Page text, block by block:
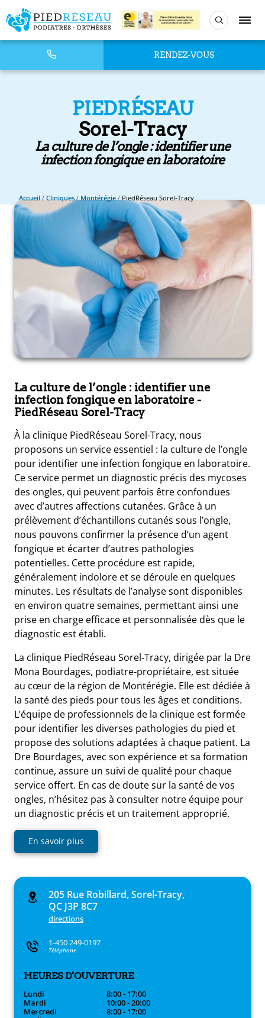
RENDEZ-VOUS
PIEDRÉSEAU
Sorel-Tracy
La culture de l’ongle : identifier une
infection fongique en laboratoire
Accueil/Cliniques/Montérégie/PiedRéseau Sorel-Tracy
La culture de l’ongle : identifier une
infection fongique en laboratoire-
PiedRéseau Sorel-Tracy
À la clinique PiedRéseau Sorel-Tracy, nous
proposons un service essentiel : la culture de l’ongle
pour identifier une infection fongique en laboratoire.
Ce service permet un diagnostic précis des mycoses
des ongles, qui peuvent parfois être confondues
avec d’autres affections cutanées. Grâce à un
prélèvement d’échantillons cutanés sous l’ongle,
nous pouvons confirmer la présence d’un agent
fongique et écarter d’autres pathologies
potentielles. Cette procédure est rapide,
généralement indolore et se déroule en quelques
minutes. Les résultats de l’analyse sont disponibles
en environ quatre semaines, permettant ainsi une
prise en charge efficace et personnalisée dès que le
diagnostic est établi.
La clinique PiedRéseau Sorel-Tracy, dirigée par la Dre
Mona Bourdages, podiatre-propriétaire, est située
au cœur de la région de Montérégie. Elle est dédiée à
la santé des pieds pour tous les âges et conditions.
L’équipe de professionnels de la clinique est formée
pour identifier les diverses pathologies du pied et
propose des solutions adaptées à chaque patient. La
Dre Bourdages, avec son expérience et sa formation
continue, assure un suivi de qualité pour chaque
service offert. En cas de doute sur la santé de vos
ongles, n’hésitez pas à consulter notre équipe pour
un diagnostic précis et un traitement approprié.
En savoir plus
205 Rue Robillard, Sorel-Tracy,
QC J3P 8C7
directions
1-450 249-0197
Téléphone
HEURES D'OUVERTURE
Lundi
8:00 - 17:00
Mardi
10:00 - 20:00
Mercredi
8:00 - 17:00